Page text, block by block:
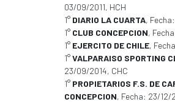
03/09/2011, HCH
1° DIARIO LA CUARTA,
1° CLUB CONCEPCION,
1° EJERCITO DE CHILE,
1°VALPARAISO SPORTING
23/09/2014, CHC
1° PROPIETARIOS F.S. DE
CONCEPCION, Fecha: 23/12/